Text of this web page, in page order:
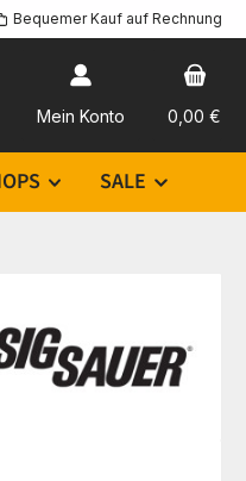
Bequemer Kauf auf Rechnung
Mein Konto 0,00 €
SALE